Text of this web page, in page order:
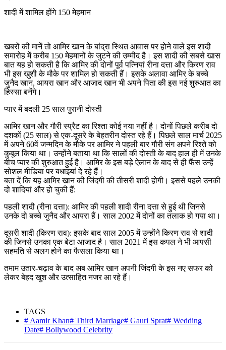
शादी में शामिल होंगे 150 मेहमान
खबरों की मानें तो आमिर खान के बांद्रा स्थित आवास पर होने वाले इस शादी
समारोह में करीब 150 मेहमानों के जुटने की उम्मीद है। इस शादी की सबसे खास
बात यह हो सकती है कि आमिर की दोनों पूर्व पत्नियां रीना दत्ता और किरण राव
भी इस खुशी के मौके पर शामिल हो सकती हैं। इसके अलावा आमिर के बच्चे
जुनैद खान, आयरा खान और आजाद खान भी अपने पिता की इस नई शुरुआत का
हिस्सा बनेंगे।
प्यार में बदली 25 साल पुरानी दोस्ती
आमिर खान और गौरी स्प्रैट का रिश्ता कोई नया नहीं है। दोनों पिछले करीब दो
दशकों (25 साल) से एक-दूसरे के बेहतरीन दोस्त रहे हैं। पिछले साल मार्च 2025
में अपने 60वें जन्मदिन के मौके पर आमिर ने पहली बार गौरी संग अपने रिश्ते को
कुबूल किया था। उन्होंने बताया था कि सालों की दोस्ती के बाद हाल ही में उनके
बीच प्यार की शुरुआत हुई है। आमिर के इस बड़े ऐलान के बाद से ही फैंस उन्हें
सोशल मीडिया पर बधाइयां दे रहे हैं।
बता दें कि यह आमिर खान की जिंदगी की तीसरी शादी होगी। इससे पहले उनकी
दो शादियां और हो चुकी हैं:
पहली शादी (रीना दत्ता): आमिर की पहली शादी रीना दत्ता से हुई थी जिनसे
उनके दो बच्चे जुनैद और आयरा हैं। साल 2002 में दोनों का तलाक हो गया था।
दूसरी शादी (किरण राव): इसके बाद साल 2005 में उन्होंने किरण राव से शादी
की जिनसे उनका एक बेटा आजाद है। साल 2021 में इस कपल ने भी आपसी
सहमति से अलग होने का फैसला किया था।
तमाम उतार-चढ़ाव के बाद अब आमिर खान अपनी जिंदगी के इस नए सफर को
लेकर बेहद खुश और उत्साहित नजर आ रहे हैं।
TAGS
# Aamir Khan# Third Marriage# Gauri Sprat# Wedding
Date# Bollywood Celebrity